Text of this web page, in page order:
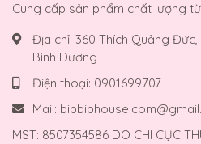
Cung cấp sản phẩm chất lượng
Địa chỉ: 360 Thích Quảng Đức,
Bình Dương
Điện thoại: 0901699707
Mail:
MST: 8507354586 DO CHI CỤC